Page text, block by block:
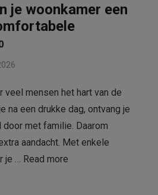
je woonkamer een
veel mensen het hart van de
na een drukke dag, ontvang je
met familie. Daarom
aandacht. Met enkele
je … Read more